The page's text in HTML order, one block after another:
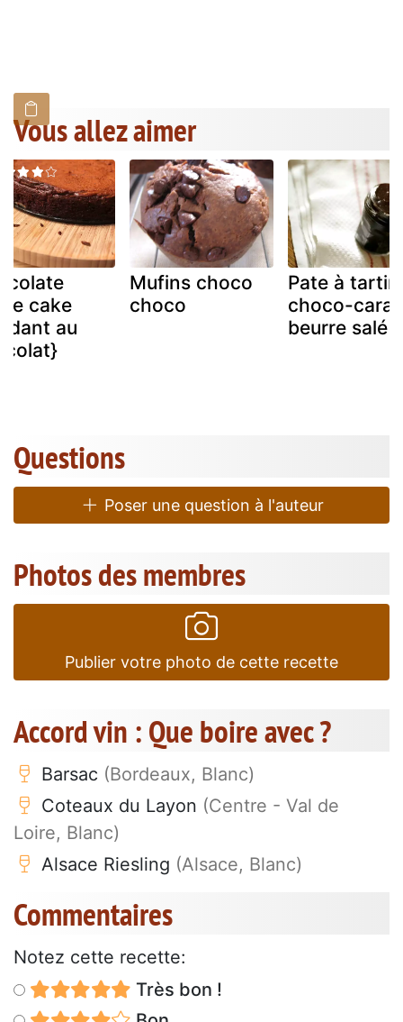
Vous allez aimer
cake
au
Mufins choco
choco
Pate à
choco-
beurre salé
Questions
Poser une question à l'auteur
Photos des membres
Publier votre photo de cette recette
Accord vin : Que boire avec ?
Barsac (Bordeaux, Blanc)
Coteaux du Layon (Centre - Val de
Loire, Blanc)
Alsace Riesling (Alsace, Blanc)
Commentaires
Notez cette recette:
Très bon !